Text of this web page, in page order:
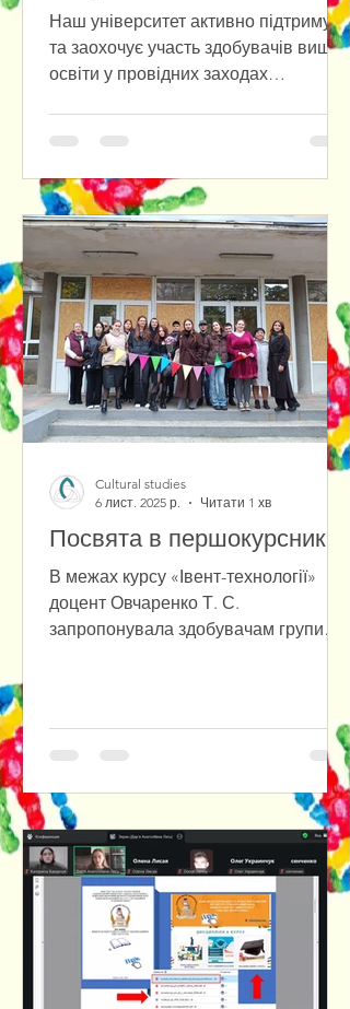
Наш університет активно підтримує
та заохочує участь здобувачів вищої
освіти у провідних заходах
висококваліфікованих фахівців, що
слідкують за актуальними трендами.
На одній із таких подій нещодавно
був наш аспірант Дмитро Ткаченко
групи 033/24, який здобуває ступінь
доктора філософії за ОНП
«Філософія» на нашій кафедрі. Tech
Unity: Clusters Forum об’єднав до
обговорень ІТ-кластери та спільн
Посвята в першокурсники
В межах курсу «Івент-технології»
доцент Овчаренко Т. С.
запропонувала здобувачам групи
«Присвята для першого курсу».
Студенти придумали та реалізували
квест по корпусах університету,
творчі групові завдання, тематичні
призи та солодкий стіл.
Кульмінаційним моментом стала
церемонія «Клятви семи кольорів» –
кожен першокурсник урочисто
присягнув дотримува
Cultural studies
6 лист. 2025 р.
Читати 1 хв